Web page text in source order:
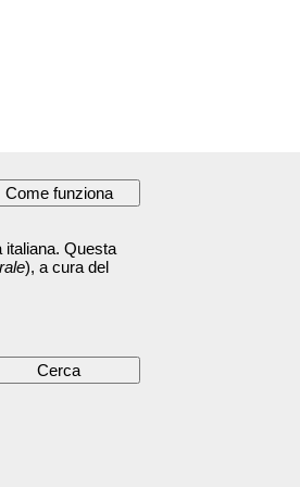
italiana. Questa
), a cura del